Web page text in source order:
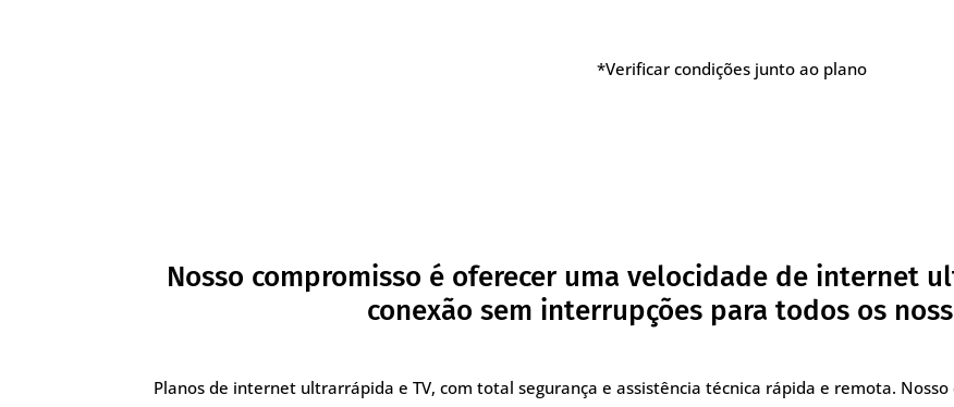
*Verificar condições junto ao plano
Nosso compromisso é oferecer uma velocidade de internet
conexão sem interrupções para todos os
Planos de internet ultrarrápida e TV, com total segurança e assistência técnica rápida e remota.